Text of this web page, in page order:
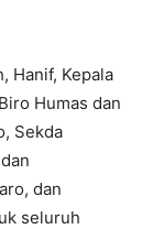
Hanif, Kepala
Humas dan
Sekda
dan
seluruh